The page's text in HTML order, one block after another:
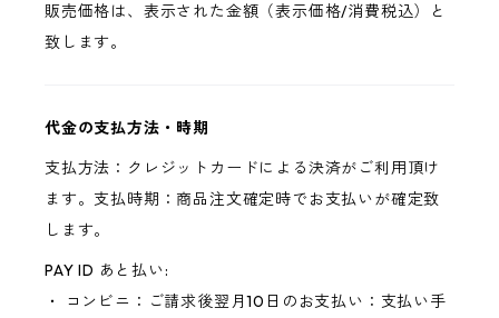
販売価格は、表示された金額（表示価格/消費税込）と
致します。
代金の支払方法・時期
支払方法：クレジットカードによる決済がご利用頂け
ます。支払時期：商品注文確定時でお支払いが確定致
します。
PAY ID あと払い:
・ コンビニ：ご請求後翌月10日のお支払い：支払い手